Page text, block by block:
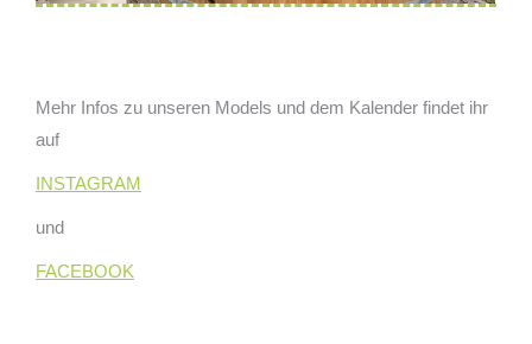
Mehr Infos zu unseren Models und dem Kalender findet ihr
auf
INSTAGRAM
und
FACEBOOK